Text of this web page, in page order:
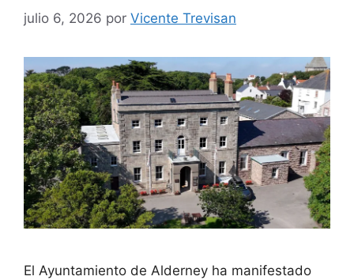
julio 6, 2026 por Vicente Trevisan
El Ayuntamiento de Alderney ha manifestado